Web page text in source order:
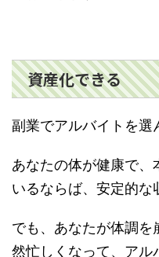
資産化できる
副業でアルバイトを選
あなたの体が健康で、
いるならば、安定的な
でも、あなたが体調を
然忙しくなって、アル